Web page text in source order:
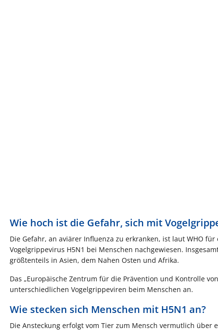
Wie hoch ist die Gefahr, sich mit
Die Gefahr, an aviärer Influenza zu erkranken, ist laut WHO
Vogelgrippevirus H5N1 bei Menschen nachgewiesen.
größtenteils in Asien, dem Nahen Osten und Afrika.
Das „Europäische Zentrum für die Prävention und Kontrolle
unterschiedlichen Vogelgrippeviren beim Menschen an.
Wie stecken sich Menschen mit H5N1 an?
Die Ansteckung erfolgt vom Tier zum Mensch vermutlich